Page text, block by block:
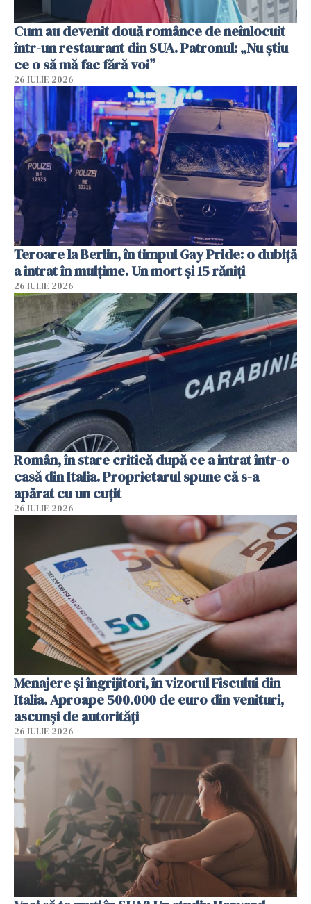
Cum au devenit două românce de neînlocuit
într-un restaurant din SUA. Patronul: „Nu știu
ce o să mă fac fără voi”
26 IULIE 2026
Teroare la Berlin, în timpul Gay Pride: o dubiță
a intrat în mulțime. Un mort și 15 răniți
26 IULIE 2026
Român, în stare critică după ce a intrat într-o
casă din Italia. Proprietarul spune că s-a
apărat cu un cuțit
26 IULIE 2026
Menajere și îngrijitori, în vizorul Fiscului din
Italia. Aproape 500.000 de euro din venituri,
ascunși de autorități
26 IULIE 2026